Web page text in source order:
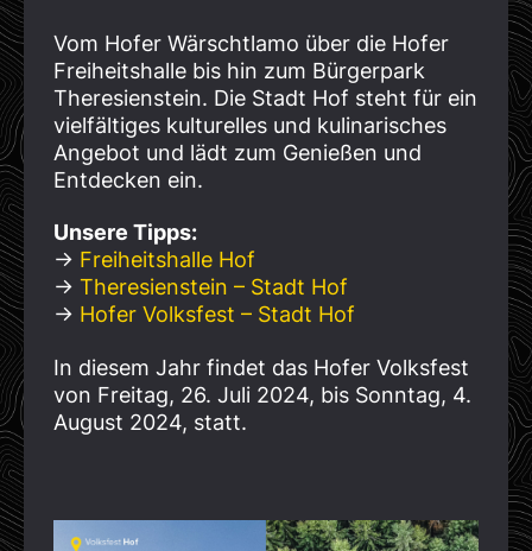
Vom Hofer Wärschtlamo über die Hofer
Freiheitshalle bis hin zum Bürgerpark
Theresienstein. Die Stadt Hof steht für ein
vielfältiges kulturelles und kulinarisches
Angebot und lädt zum Genießen und
Entdecken ein.
Unsere Tipps:
→ Freiheitshalle Hof
→ Theresienstein – Stadt Hof
→ Hofer Volksfest – Stadt Hof
In diesem Jahr findet das Hofer Volksfest
von Freitag, 26. Juli 2024, bis Sonntag, 4.
August 2024, statt.